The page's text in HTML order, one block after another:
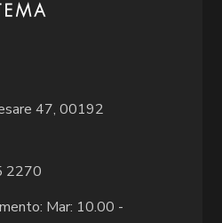
47, 00192
2270
Mar: 10.00 -